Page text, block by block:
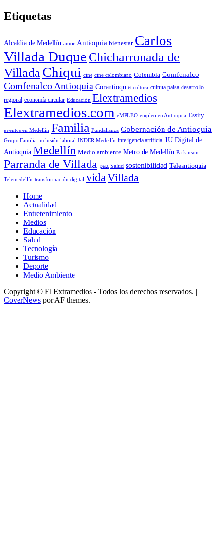
Etiquetas
Alcaldia de Medellín amor Antioquia bienestar Carlos
Villada Duque Chicharronada de
Villada Chiqui cine cine colombiano Colombia Comfenalco
Comfenalco Antioquia Corantioquia cultura cultura paisa desarrollo
regional economía circular Educación Elextramedios
Elextramedios.com eMPLEO empleo en Antioquia Essity
eventos en Medellín Familia Fundalianza Gobernación de Antioquia
Grupo Familia inclusión laboral INDER Medellín inteligencia artificial IU Digital de
Antioquia Medellín Medio ambiente Metro de Medellín Parkinson
Parranda de Villada paz Salud sostenibilidad Teleantioquia
Telemedellín transformación digital vida Villada
Home
Actualidad
Entretenimiento
Medios
Educación
Salud
Tecnología
Turismo
Deporte
Medio Ambiente
Copyright © El Extramedios - Todos los derechos reservados. |
CoverNews por AF themes.